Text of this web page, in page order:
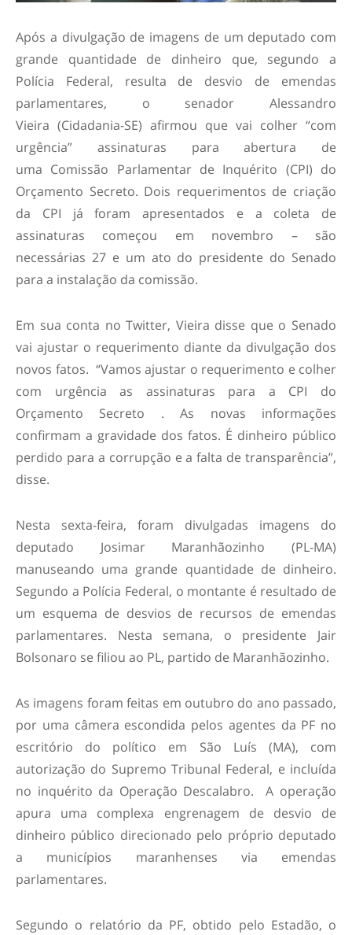
Após a divulgação de imagens de um deputado com
grande quantidade de dinheiro que, segundo a
Polícia Federal, resulta de desvio de emendas
parlamentares, o senador Alessandro
Vieira (Cidadania-SE) afirmou que vai colher “com
urgência” assinaturas para abertura de
uma Comissão Parlamentar de Inquérito (CPI) do
Orçamento Secreto. Dois requerimentos de criação
da CPI já foram apresentados e a coleta de
assinaturas começou em novembro – são
necessárias 27 e um ato do presidente do Senado
para a instalação da comissão.
Em sua conta no Twitter, Vieira disse que o Senado
vai ajustar o requerimento diante da divulgação dos
novos fatos. “Vamos ajustar o requerimento e colher
com urgência as assinaturas para a CPI do
Orçamento Secreto . As novas informações
confirmam a gravidade dos fatos. É dinheiro público
perdido para a corrupção e a falta de transparência”,
disse.
Nesta sexta-feira, foram divulgadas imagens do
deputado Josimar Maranhãozinho (PL-MA)
manuseando uma grande quantidade de dinheiro.
Segundo a Polícia Federal, o montante é resultado de
um esquema de desvios de recursos de emendas
parlamentares. Nesta semana, o presidente Jair
Bolsonaro se filiou ao PL, partido de Maranhãozinho.
As imagens foram feitas em outubro do ano passado,
por uma câmera escondida pelos agentes da PF no
escritório do político em São Luís (MA), com
autorização do Supremo Tribunal Federal, e incluída
no inquérito da Operação Descalabro. A operação
apura uma complexa engrenagem de desvio de
dinheiro público direcionado pelo próprio deputado
a municípios maranhenses via emendas
parlamentares.
Segundo o relatório da PF, obtido pelo Estadão, o